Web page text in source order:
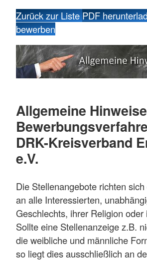
Zurück zur ListePDF
bewerben
Allgemeine
DRK-Kreisverband
e.V.
Die Stellenangebote richten
an alle Interessierten,
Geschlechts, ihrer Religion oder
Sollte eine Stellenanzeige z.B.
die weibliche und männliche
so liegt dies ausschließlich an